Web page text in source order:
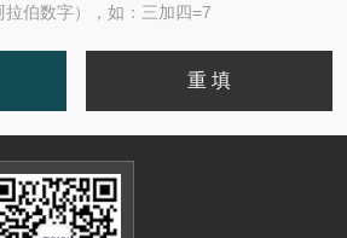
伯数字），如：三加四=7